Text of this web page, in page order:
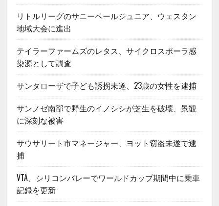
リトルリーグのサニーベールジュニア、ウェスタン
地域大会に進出
テイラーファームズのレタス、サイクロスポーラ感
染源として調査
サンタローザで子ども誘拐未遂、23歳の女性を逮捕
サンノゼ南部で野生のイノシシが芝生を破壊、景観
に深刻な被害
サウサリート市マネージャー、ヨット窃盗未遂で逮
捕
VTA、シリコンバレーでワールドカップ期間中に乗車
記録を更新